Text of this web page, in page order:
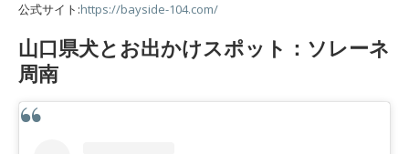
公式サイト:https://bayside-104.com/
山口県犬とお出かけスポット：ソレーネ
周南